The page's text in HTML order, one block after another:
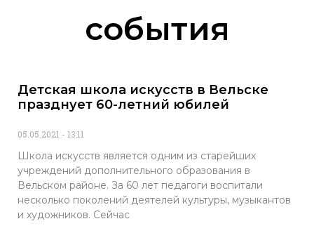
события
Детская школа искусств в Вельске
празднует 60-летний юбилей
05.05.2021 13:11
Школа искусств является одним из старейших
учреждений дополнительного образования в
Вельском районе. За 60 лет педагоги воспитали
несколько поколений деятелей культуры, музыкантов
и художников. Сейчас